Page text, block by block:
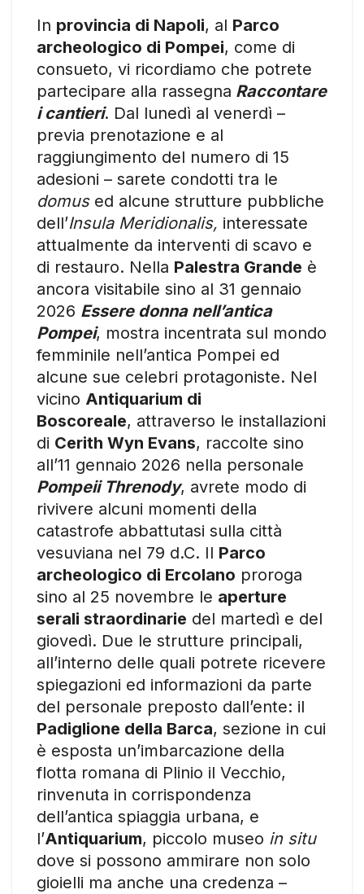
In provincia di Napoli, al Parco
archeologico di Pompei, come di
consueto, vi ricordiamo che potrete
partecipare alla rassegna Raccontare
i cantieri. Dal lunedì al venerdì –
previa prenotazione e al
raggiungimento del numero di 15
adesioni – sarete condotti tra le
domused alcune strutture pubbliche
dell’Insula Meridionalis, interessate
attualmente da interventi di scavo e
di restauro. Nella Palestra Grande è
ancora visitabile sino al 31 gennaio
2026 Essere donna nell’antica
Pompei, mostra incentrata sul mondo
femminile nell’antica Pompei ed
alcune sue celebri protagoniste. Nel
vicino Antiquarium di
Boscoreale, attraverso le installazioni
di Cerith Wyn Evans, raccolte sino
all’11 gennaio 2026 nella personale
Pompeii Threnody, avrete modo di
rivivere alcuni momenti della
catastrofe abbattutasi sulla città
vesuviana nel 79 d.C. Il Parco
archeologico di Ercolano proroga
sino al 25 novembre le aperture
serali straordinarie del martedì e del
giovedì. Due le strutture principali,
all’interno delle quali potrete ricevere
spiegazioni ed informazioni da parte
del personale preposto dall’ente: il
Padiglione della Barca, sezione in cui
è esposta un’imbarcazione della
flotta romana di Plinio il Vecchio,
rinvenuta in corrispondenza
dell’antica spiaggia urbana, e
l’Antiquarium, piccolo museo in situ
dove si possono ammirare non solo
gioielli ma anche una credenza –